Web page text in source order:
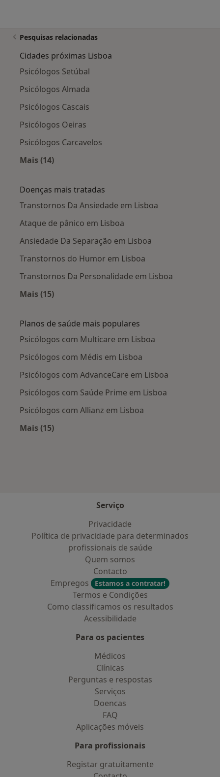
Pesquisas relacionadas
Cidades próximas Lisboa
Psicólogos Setúbal
Psicólogos Almada
Psicólogos Cascais
Psicólogos Oeiras
Psicólogos Carcavelos
Mais (14)
Doenças mais tratadas
Transtornos Da Ansiedade em Lisboa
Ataque de pânico em Lisboa
Ansiedade Da Separação em Lisboa
Transtornos do Humor em Lisboa
Transtornos Da Personalidade em Lisboa
Mais (15)
Planos de saúde mais populares
Psicólogos com Multicare em Lisboa
Psicólogos com Médis em Lisboa
Psicólogos com AdvanceCare em Lisboa
Psicólogos com Saúde Prime em Lisboa
Psicólogos com Allianz em Lisboa
Mais (15)
Serviço
Privacidade
Política de privacidade para determinados
profissionais de saúde
Quem somos
Contacto
Empregos
Estamos a contratar!
Termos e Condições
Como classificamos os resultados
Acessibilidade
Para os pacientes
Médicos
Clínicas
Perguntas e respostas
Serviços
Doencas
FAQ
Aplicações móveis
Para profissionais
Registar gratuitamente